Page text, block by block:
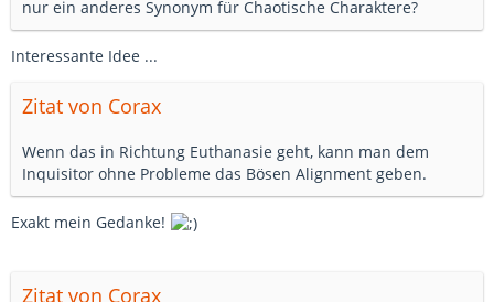
nur ein anderes Synonym für Chaotische Charaktere?
Interessante Idee ...
Zitat von Corax
Wenn das in Richtung Euthanasie geht, kann man dem
Inquisitor ohne Probleme das Bösen Alignment geben.
Exakt mein Gedanke!
Zitat von Corax